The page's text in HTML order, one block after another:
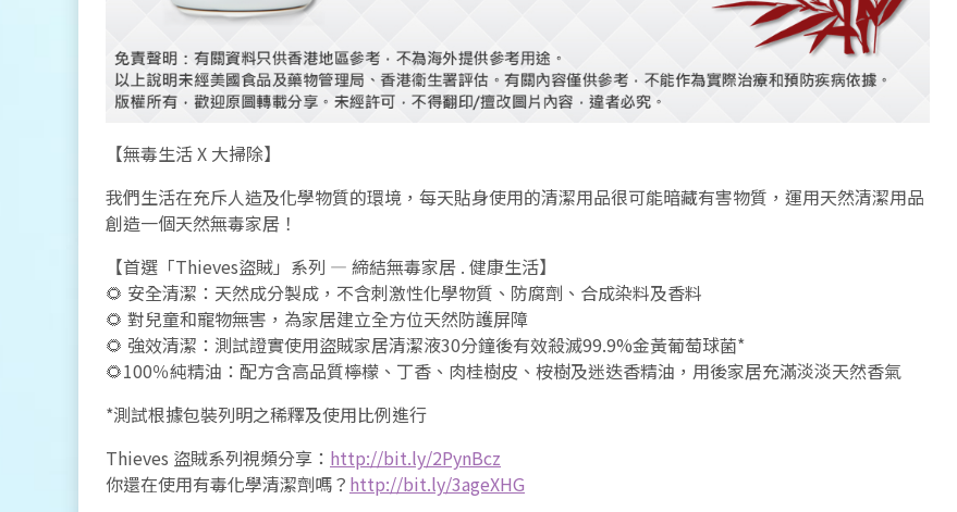
【無毒生活 X 大掃除】
我們生活在充斥人造及化學物質的環境，每天貼身使用的清潔用品很可能暗藏有害物質，運用天然清潔用品
創造一個天然無毒家居！
【首選「Thieves盜賊」系列 — 締結無毒家居 . 健康生活】
🌻 安全清潔：天然成分製成，不含刺激性化學物質、防腐劑、合成染料及香料
🌻 對兒童和寵物無害，為家居建立全方位天然防護屏障
🌻 強效清潔：測試證實使用盜賊家居清潔液30分鐘後有效殺滅99.9%金黃葡萄球菌*
🌻100％純精油：配方含高品質檸檬、丁香、肉桂樹皮、桉樹及迷迭香精油，用後家居充滿淡淡天然香氣
*測試根據包裝列明之稀釋及使用比例進行
Thieves 盜賊系列視頻分享： http://bit.ly/2PynBcz
你還在使用有毒化學清潔劑嗎？ http://bit.ly/3ageXHG